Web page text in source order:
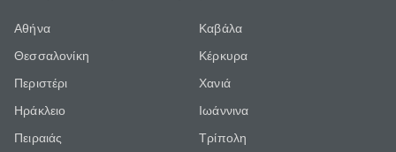
Αθήνα
Θεσσαλονίκη
Περιστέρι
Ηράκλειο
Πειραιάς
Καβάλα
Κέρκυρα
Χανιά
Ιωάννινα
Τρίπολη